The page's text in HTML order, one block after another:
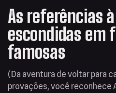
As referências
escondidas em
famosas
(Da aventura de voltar para
provações, você reconhece